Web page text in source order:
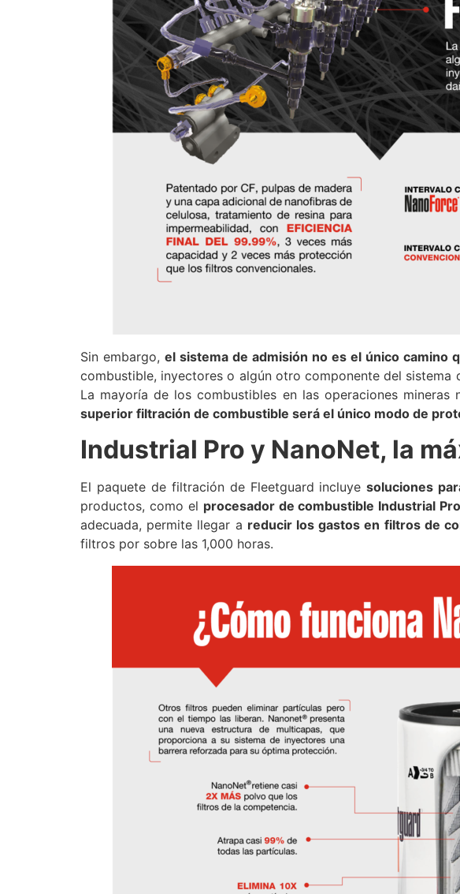
Sin embargo, el sistema de admisión no es el único camino
combustible, inyectores o algún otro componente del sistema
La mayoría de los combustibles en las operaciones
superior filtración de combustible será el único modo de
Industrial Pro y NanoNet, la
El paquete de filtración de Fleetguard incluyesoluciones
productos, como el procesador de combustible Industrial Pro
adecuada, permite llegar a reducir los gastos en filtros de
filtros por sobre las 1,000 horas.